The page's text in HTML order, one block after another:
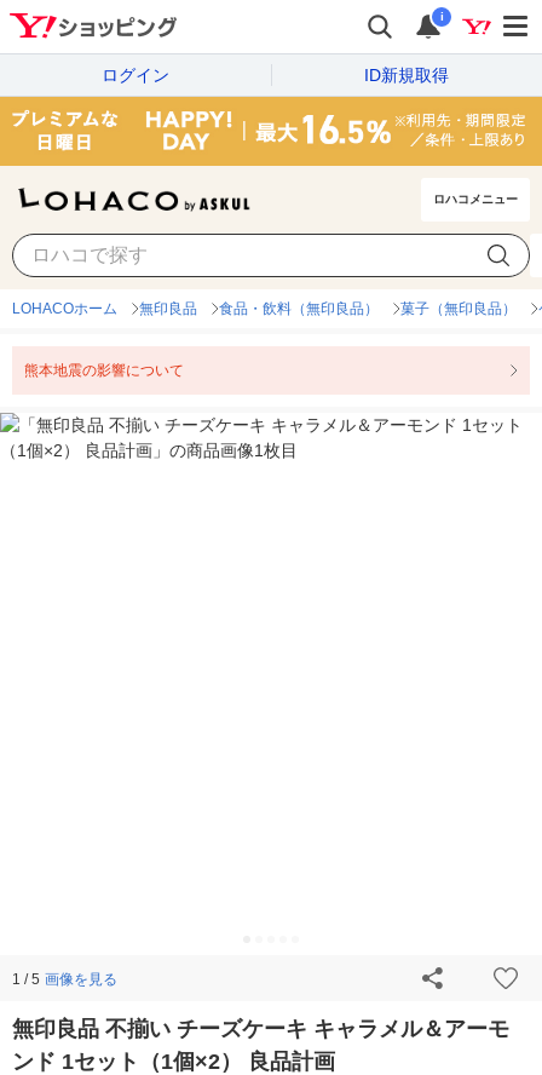
i
ログイン ID新規取得
ロハコメニュー
LOHACOホーム 無印良品 食品・飲料（無印良品） 菓子（無印良品）
熊本地震の影響について
1 / 5 画像を見る
無印良品 不揃い チーズケーキ キャラメル＆アーモ
ンド 1セット（1個×2） 良品計画